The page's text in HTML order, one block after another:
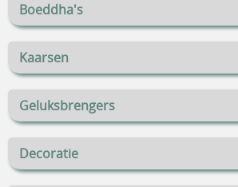
Boeddha's
Kaarsen
Geluksbrengers
Decoratie